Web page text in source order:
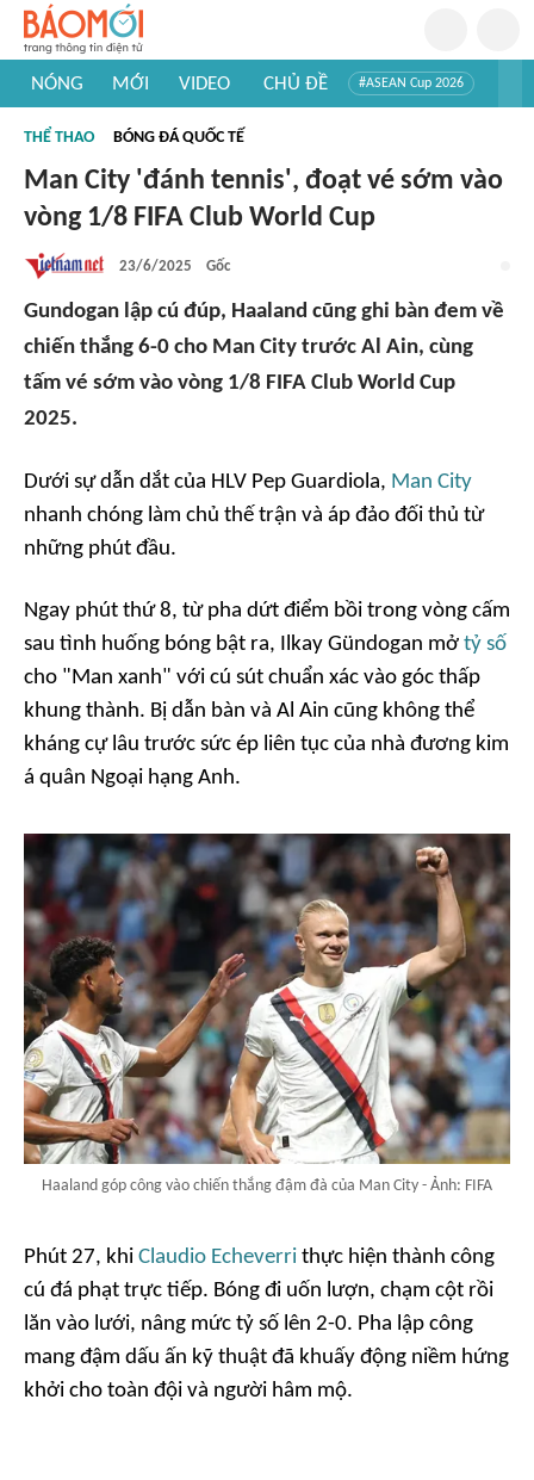
NÓNG MỚI VIDEO CHỦ ĐỀ #ASEAN Cup 2026
#Khám phá thế giới
THỂ THAO BÓNG ĐÁ QUỐC TẾ
Man City 'đánh tennis', đoạt vé sớm vào
vòng 1/8 FIFA Club World Cup
23/6/2025 Gốc
Gundogan lập cú đúp, Haaland cũng ghi bàn đem về
chiến thắng 6-0 cho Man City trước Al Ain, cùng
tấm vé sớm vào vòng 1/8 FIFA Club World Cup
2025.
Dưới sự dẫn dắt của HLV Pep Guardiola, Man City
nhanh chóng làm chủ thế trận và áp đảo đối thủ từ
những phút đầu.
Ngay phút thứ 8, từ pha dứt điểm bồi trong vòng cấm
sau tình huống bóng bật ra, Ilkay Gündogan mở tỷ số
cho "Man xanh" với cú sút chuẩn xác vào góc thấp
khung thành. Bị dẫn bàn và Al Ain cũng không thể
kháng cự lâu trước sức ép liên tục của nhà đương kim
á quân Ngoại hạng Anh.
Haaland góp công vào chiến thắng đậm đà của Man City - Ảnh: FIFA
Phút 27, khi Claudio Echeverri thực hiện thành công
cú đá phạt trực tiếp. Bóng đi uốn lượn, chạm cột rồi
lăn vào lưới, nâng mức tỷ số lên 2-0. Pha lập công
mang đậm dấu ấn kỹ thuật đã khuấy động niềm hứng
khởi cho toàn đội và người hâm mộ.